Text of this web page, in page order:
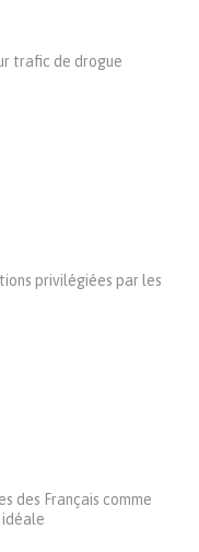
trafic de drogue
privilégiées par les
des Français comme